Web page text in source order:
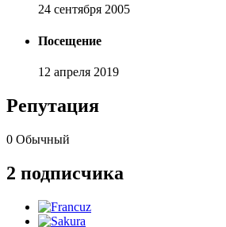
24 сентября 2005
Посещение
12 апреля 2019
Репутация
0 Обычный
2 подписчика